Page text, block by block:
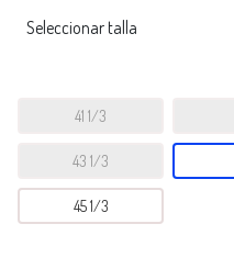
Seleccionar talla
41 1/3
43 1/3
45 1/3